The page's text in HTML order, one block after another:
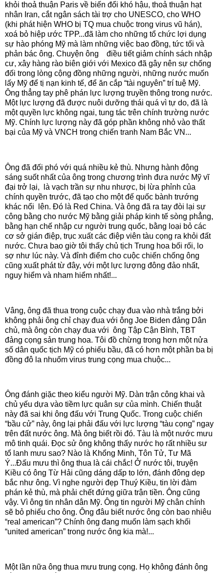
khỏi thoả thuận Paris về biến đổi khó hậu, thoả thuận hạt
nhân Iran, cắt ngân sách tài trợ cho UNESCO, cho WHO
(khi phát hiện WHO bị TQ mua chuộc trong virus vũ hán),
xoá bỏ hiệp ước TPP...đã làm cho những tổ chức lợi dụng
sự hào phóng Mỹ mà làm những việc bao đồng, tức tối và
phản bác ông. Chuyện ông điều tiết giảm chính sách nhập
cư, xây hàng rào biên giới với Mexico đã gây nên sự chống
đối trong lòng cộng đồng những người, những nước muốn
lấy Mỹ để tị nạn kinh tế, để ăn cắp “tài nguyên” trí tuệ Mỹ.
Ông thẳng tay phê phán lực lượng truyền thông trong nước.
Một lực lượng đã được nuôi dưỡng thái quá vì tự do, đã là
một quyền lực không ngai, tung tác trên chính trường nước
Mỹ. Chính lực lượng này đã góp phần không nhỏ vào thất
bại của Mỹ và VNCH trong chiến tranh Nam Bắc VN...
Ông đã đối phó với quá nhiều kẻ thù. Nhưng hành động
sáng suốt nhất của ông trong chương trình đưa nước Mỹ vĩ
đại trở lại, là vạch trần sự nhu nhược, bị lừa phỉnh của
chính quyền trước, đã tạo cho một đế quốc bành trướng
khác nổi lên. Đó là Red China. Và ông đã ra tay đòi lại sự
công bằng cho nước Mỹ bằng giải pháp kinh tế sòng phẳng,
bằng hạn chế nhập cư người trung quốc, bằng loại bỏ các
cơ sở gián điệp, trục xuất các điệp viên tàu cọng ra khỏi đất
nước. Chưa bao giờ tôi thấy chủ tịch Trung hoa bối rối, lo
sợ như lúc này. Và đỉnh điểm cho cuộc chiến chống ông
cũng xuất phát từ đây, với một lực lượng đông đảo nhất,
nguy hiểm và nham hiểm nhất!...
Vâng, ông đã thua trong cuộc chạy đua vào nhà trắng bởi
không phải ông chỉ chạy đua với ông Joe Biden đảng Dân
chủ, mà ông còn chạy đua với ông Tập Cận Bình, TBT
đảng cọng sản trung hoa. Tôi đồ chừng trong hơn một nửa
số dân quốc tịch Mỹ có phiếu bầu, đã có hơn một phần ba bị
đồng đô la nhuốm virus trung cọng mua chuộc...
Ông đánh giặc theo kiểu người Mỹ. Dàn trận công khai và
chủ yếu dựa vào tiềm lực quân sự của mình. Chiến thuật
này đã sai khi ông đấu với Trung Quốc. Trong cuộc chiến
“bầu cử” này, ông lại phải đấu với lực lượng “tàu cọng” ngay
trên đất nước ông. Mà ông biết rồi đó. Tàu là một nước mưu
mô tinh quái. Đọc sử ông không thấy nước họ rất nhiều sư
tổ lanh mưu sao? Nào là Khổng Minh, Tôn Tử, Tư Mã
Ý...Đấu mưu thì ông thua là cái chắc! Ở nước tôi, truyện
Kiều có ông Từ Hải cũng dáng dấp to lớn, đánh đông dẹp
bắc như ông. Vì nghe người đẹp Thuý Kiều, tin lời đàm
phán kẻ thù, mà phải chết đứng giữa trận tiền. Ông cũng
vậy. Vì ông tin nhân dân Mỹ. Ông tin người Mỹ chân chính
sẽ bỏ phiếu cho ông. Ông đâu biết nước ông còn bao nhiêu
“real american”? Chính ông đang muốn làm sạch khối
“united american” trong nước ông kia mà!...
Một lần nữa ông thua mưu trung cọng. Họ không đánh ông